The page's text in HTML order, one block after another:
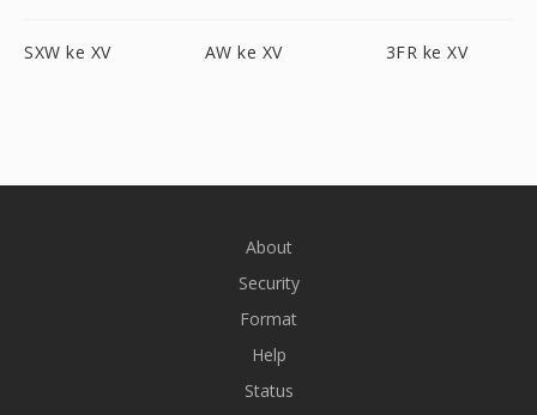
SXW ke XV AW ke XV 3FR ke XV
About
Security
Format
Help
Status